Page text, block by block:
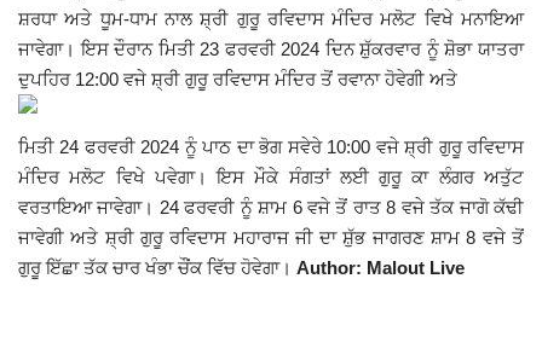
History of Malout
Giddarbaha
Railway Time Table
Lambi
ਸ਼ਰਧਾ ਅਤੇ ਧੂਮ-ਧਾਮ ਨਾਲ ਸ਼੍ਰੀ ਗੁਰੂ ਰਵਿਦਾਸ ਮੰਦਿਰ ਮਲੋਟ ਵਿਖੇ ਮਨਾਇਆ
ਜਾਵੇਗਾ। ਇਸ ਦੌਰਾਨ ਮਿਤੀ 23 ਫਰਵਰੀ 2024 ਦਿਨ ਸ਼ੁੱਕਰਵਾਰ ਨੂੰ ਸ਼ੋਭਾ ਯਾਤਰਾ
ਦੁਪਹਿਰ 12:00 ਵਜੇ ਸ਼੍ਰੀ ਗੁਰੂ ਰਵਿਦਾਸ ਮੰਦਿਰ ਤੋਂ ਰਵਾਨਾ ਹੋਵੇਗੀ ਅਤੇ
ਮਿਤੀ 24 ਫਰਵਰੀ 2024 ਨੂੰ ਪਾਠ ਦਾ ਭੋਗ ਸਵੇਰੇ 10:00 ਵਜੇ ਸ਼੍ਰੀ ਗੁਰੂ ਰਵਿਦਾਸ
ਮੰਦਿਰ ਮਲੋਟ ਵਿਖੇ ਪਵੇਗਾ। ਇਸ ਮੌਕੇ ਸੰਗਤਾਂ ਲਈ ਗੁਰੂ ਕਾ ਲੰਗਰ ਅਤੁੱਟ
ਵਰਤਾਇਆ ਜਾਵੇਗਾ। 24 ਫਰਵਰੀ ਨੂੰ ਸ਼ਾਮ 6 ਵਜੇ ਤੋਂ ਰਾਤ 8 ਵਜੇ ਤੱਕ ਜਾਗੋ ਕੱਢੀ
ਜਾਵੇਗੀ ਅਤੇ ਸ਼੍ਰੀ ਗੁਰੂ ਰਵਿਦਾਸ ਮਹਾਰਾਜ ਜੀ ਦਾ ਸ਼ੁੱਭ ਜਾਗਰਣ ਸ਼ਾਮ 8 ਵਜੇ ਤੋਂ
ਗੁਰੂ ਇੱਛਾ ਤੱਕ ਚਾਰ ਖੰਭਾ ਚੌਂਕ ਵਿੱਚ ਹੋਵੇਗਾ। Author: Malout Live